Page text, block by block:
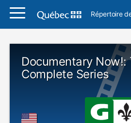
Répertoire
Documentary Now!:
Complete Series